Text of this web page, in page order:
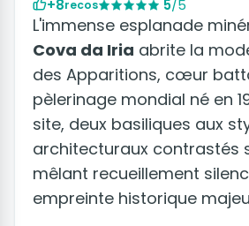
+8recos 5/5
L'immense esplanade
Cova da Iria abrite la
des Apparitions, cœur
pèlerinage mondial né en
site, deux basiliques aux
architecturaux contrastés
mêlant recueillement
empreinte historique